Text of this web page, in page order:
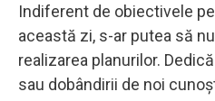
Indiferent de obiectivele
această zi, s-ar putea să
realizarea planurilor.
sau dobândirii de noi